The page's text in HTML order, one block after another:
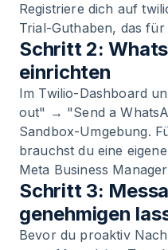
Registriere dich auf
Trial-Guthaben, das
Schritt 2:
einrichten
Im Twilio-Dashboard
out" → "Send a
Sandbox-Umgebung.
brauchst du eine
Meta Business
Schritt 3:
genehmigen
Bevor du proaktiv